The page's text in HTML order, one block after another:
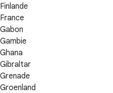
Finlande
France
Gabon
Gambie
Ghana
Gibraltar
Grenade
Groenland